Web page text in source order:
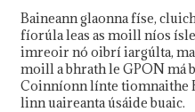
Baineann glaonna físe,
fíorúla leas as moill níos
imreoir nó oibrí iargúlta,
moill a bhrath le GPON má
Coinníonn línte tiomnaithe
linn uaireanta úsáide buaic.